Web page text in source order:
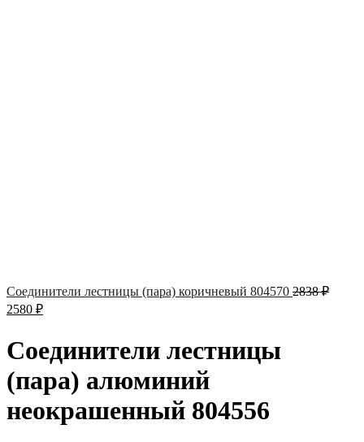
Соединители лестницы (пара) коричневый 804570 2838₽
2580 ₽
Соединители лестницы
(пара) алюминий
неокрашенный 804556